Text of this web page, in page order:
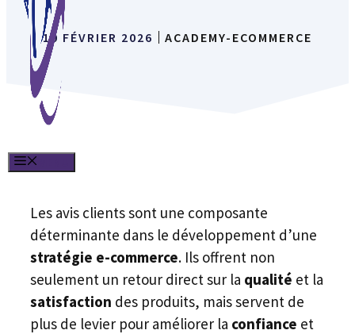
10 FÉVRIER 2026 ACADEMY-ECOMMERCE
Les avis clients sont une composante
déterminante dans le développement d’une
stratégie e-commerce. Ils offrent non
seulement un retour direct sur la qualité et la
satisfaction des produits, mais servent de
plus de levier pour améliorer la confiance et